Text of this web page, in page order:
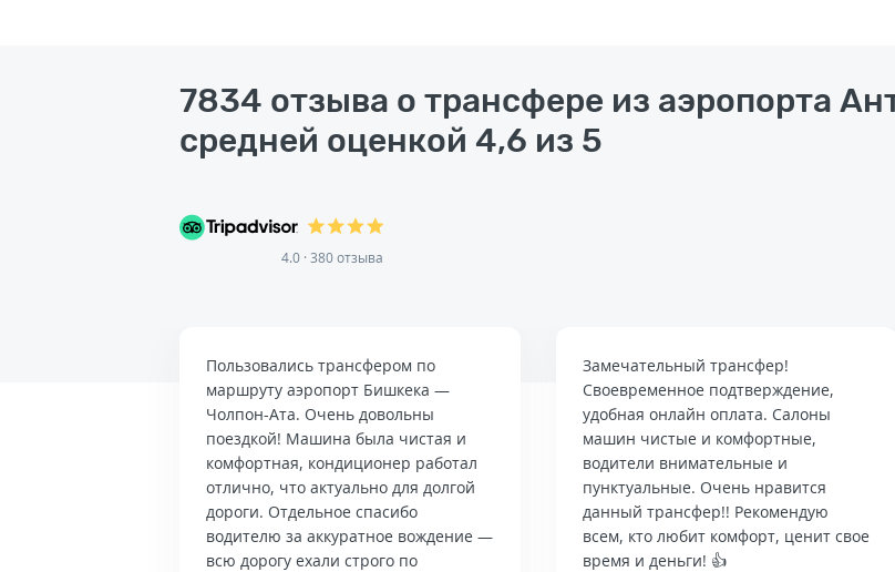
7834 отзыва о трансфере из аэропорта
средней оценкой 4,6 из 5
4.0 · 380 отзыва
Пользовались трансфером по
маршруту аэропорт Бишкека —
Чолпон-Ата. Очень довольны
поездкой! Машина была чистая и
комфортная, кондиционер работал
отлично, что актуально для долгой
дороги. Отдельное спасибо
водителю за аккуратное вождение —
всю дорогу ехали строго по
Замечательный трансфер!
Своевременное подтверждение,
удобная онлайн оплата. Салоны
машин чистые и комфортные,
водители внимательные и
пунктуальные. Очень нравится
данный трансфер!! Рекомендую
всем, кто любит комфорт, ценит свое
время и деньги! 👍